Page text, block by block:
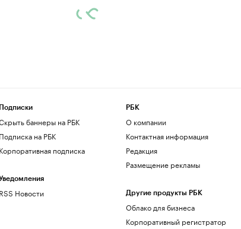
Подписки
баннеры на РБК
Подписка на РБК
Корпоративная подписка
RSS Новости
РБК
О компании
Контактная информация
Редакция
Размещение рекламы
Другие продукты РБК
Облако для бизнеса
Корпоративный регистратор